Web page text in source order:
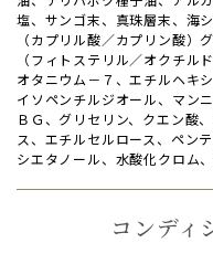
塩、サンゴ末、真珠層末、海
（カプリル酸／カプリン酸）
（フィトステリル／オクチル
オタニウム－７、エチルヘキ
イソペンチルジオール、マン
ＢＧ、グリセリン、クエン酸
ス、エチルセルロース、ペン
シエタノール、水酸化クロム
コンデ